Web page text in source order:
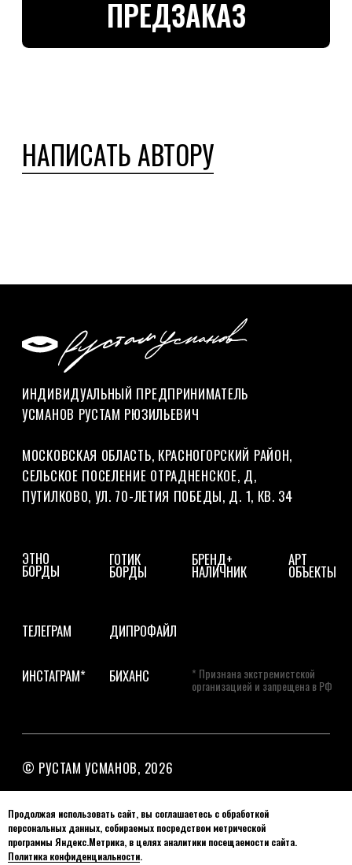
ПОЛИТИКА КОНФИДЕНЦИАЛЬНОСТИ
* Признана экстремистской
организацией и запрещена в РФ
Продолжая использовать сайт, вы соглашаетесь с обработкой
персональных данных, собираемых посредством метрической
программы Яндекс.Метрика, в целях аналитики посещаемости сайта.
Политика конфиденциальности.